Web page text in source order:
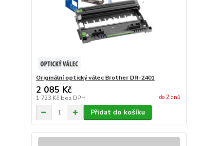
Originální optický válec Brother DR-2401
2 085 Kč
1 723 Kč bez DPH do 2 dnů
Přidat do košíku